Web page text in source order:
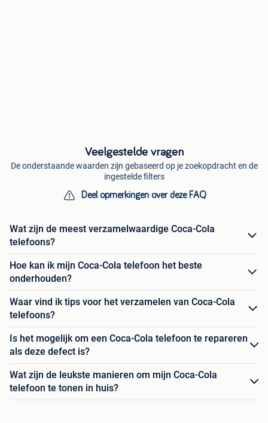
Veelgestelde vragen
De onderstaande waarden zijn gebaseerd op je zoekopdracht en de
ingestelde filters
Deel opmerkingen over deze FAQ
Wat zijn de meest verzamelwaardige Coca-Cola
telefoons?
Hoe kan ik mijn Coca-Cola telefoon het beste
onderhouden?
Waar vind ik tips voor het verzamelen van Coca-Cola
telefoons?
Is het mogelijk om een Coca-Cola telefoon te repareren
als deze defect is?
Wat zijn de leukste manieren om mijn Coca-Cola
telefoon te tonen in huis?